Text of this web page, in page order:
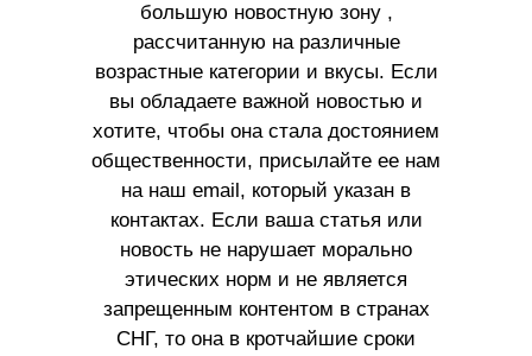
большую новостную зону ,
рассчитанную на различные
возрастные категории и вкусы. Если
вы обладаете важной новостью и
хотите, чтобы она стала достоянием
общественности, присылайте ее нам
на наш email, который указан в
контактах. Если ваша статья или
новость не нарушает морально
этических норм и не является
запрещенным контентом в странах
СНГ, то она в кротчайшие сроки